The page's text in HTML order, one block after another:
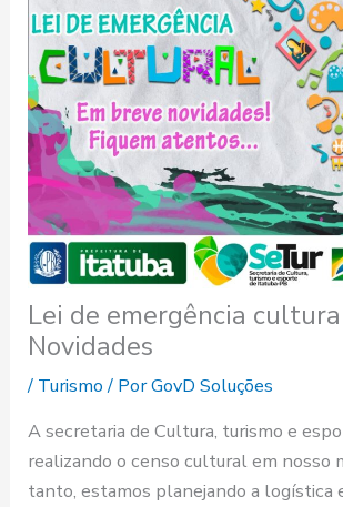
Lei de emergência
Novidades
/ Turismo/ PorGovD Soluções
A secretaria de Cultura, turismo e
realizando o censo cultural em nosso
tanto, estamos planejando a logística